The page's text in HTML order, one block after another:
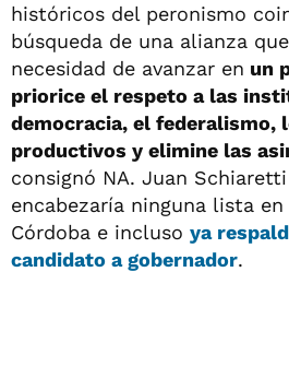
históricos del peronismo
búsqueda de una alianza
necesidad de avanzar en un
priorice el respeto a las
democracia, el federalismo,
productivos y elimine las
consignó NA. Juan
encabezaría ninguna lista
Córdoba e incluso ya
candidato a gobernador.